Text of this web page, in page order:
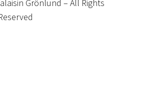
Grönlund – All Rights